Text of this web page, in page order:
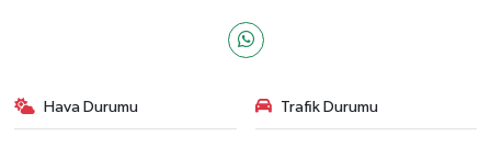
Hava Durumu Trafik Durumu